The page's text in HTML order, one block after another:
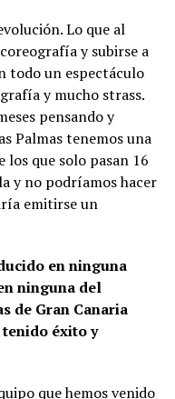
Lo que al
y subirse a
todo un espectáculo
y mucho strass.
pensando y
Palmas tenemos una
los que solo pasan 16
y no podríamos hacer
emitirse un
en ninguna
ninguna del
de Gran Canaria
tenido éxito y
que hemos venido